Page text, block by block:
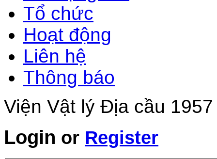
Tổ chức
Hoạt động
Liên hệ
Thông báo
Viện Vật lý Địa cầu
Login or Register